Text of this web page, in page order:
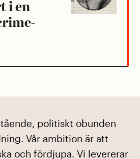
i en
politiskt obunden
Vår ambition är att
och fördjupa. Vi levererar